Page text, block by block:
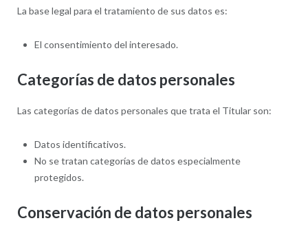
La base legal para el tratamiento de sus datos es:
El consentimiento del interesado.
Categorías de datos personales
Las categorías de datos personales que trata el Titular son:
Datos identificativos.
No se tratan categorías de datos especialmente
protegidos.
Conservación de datos personales